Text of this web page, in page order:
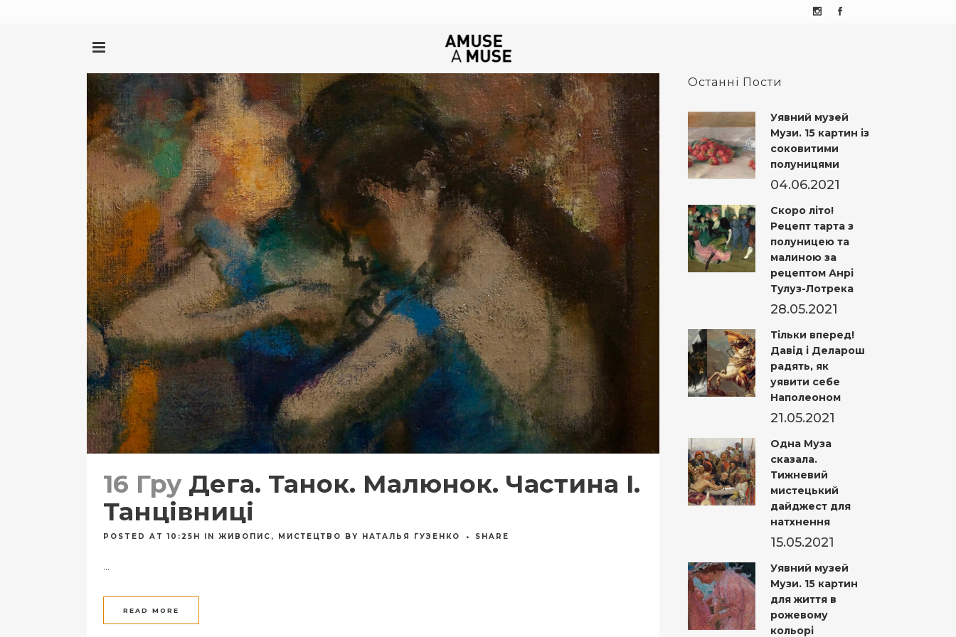
16 Гру Дега. Танок. Малюнок. Частина I.
Танцівниці
POSTED AT 10:25H IN ЖИВОПИС , МИСТЕЦТВО BY НАТАЛЬЯ ГУЗЕНКО SHARE
...
READ MORE
Останні Пости
Уявний музей
Музи. 15 картин із
соковитими
полуницями
04.06.2021
Скоро літо!
Рецепт тарта з
полуницею та
малиною за
рецептом Анрі
Тулуз-Лотрека
28.05.2021
Тільки вперед!
Давід і Деларош
радять, як
уявити себе
Наполеоном
21.05.2021
Одна Муза
сказала.
Тижневий
мистецький
дайджест для
натхнення
15.05.2021
Уявний музей
Музи. 15 картин
для життя в
рожевому
кольорі